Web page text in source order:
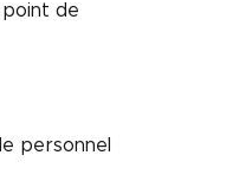
de
personnel